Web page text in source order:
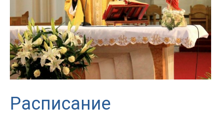
Расписание